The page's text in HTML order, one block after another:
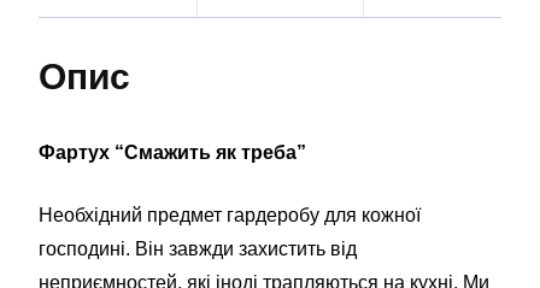
Опис
Фартух “Смажить як треба”
Необхідний предмет гардеробу для кожної
господині. Він завжди захистить від
неприємностей, які іноді трапляються на кухні. Ми